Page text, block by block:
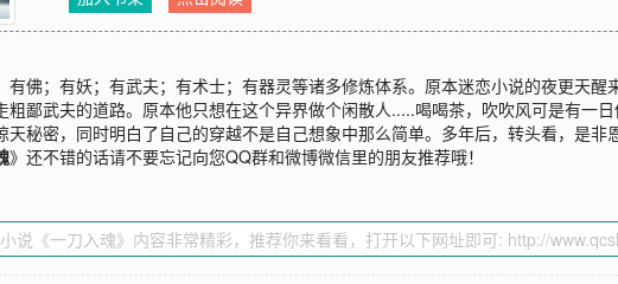
有佛；有妖；有武夫；有术士；有器灵等诸多修炼体系。原本迷恋小说的夜更天
粗鄙武夫的道路。原本他只想在这个异界做个闲散人.....喝喝茶，吹吹风可是有一
天秘密，同时明白了自己的穿越不是自己想象中那么简单。多年后，转头看，是非
》还不错的话请不要忘记向您QQ群和微博微信里的朋友推荐哦！